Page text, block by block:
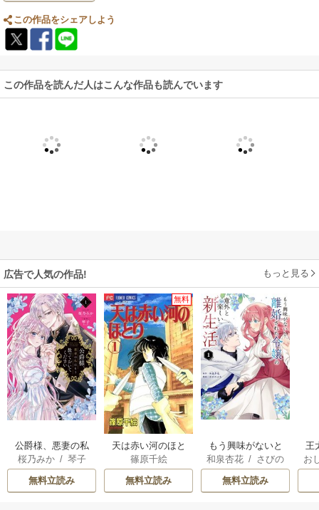
この作品をシェアしよう
この作品を読んだ人はこんな作品も読んでいます
広告で人気の作品! もっと見る
公爵様、悪妻の私
はもう放っておい
てください
桜乃みか/ 琴子
無料立読み
無料
天は赤い河のほと
り
篠原千絵
無料立読み
もう興味がないと
離婚された令嬢の
意外と楽しい新生
活
和泉杏花 / さびの
ぶち
無料立読み
王
こ
お